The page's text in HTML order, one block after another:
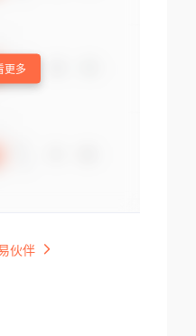
更多
伙伴